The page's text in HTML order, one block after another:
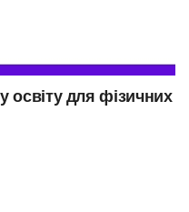
для фізичних